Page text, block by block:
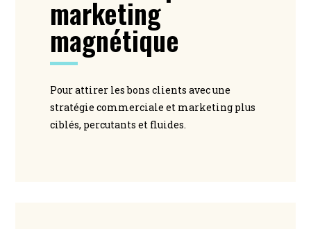
marketing
magnétique
Pour attirer les bons clients avec une
stratégie commerciale et marketing plus
ciblés, percutants et fluides.